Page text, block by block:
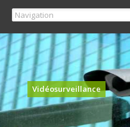
Vidéosurveillance